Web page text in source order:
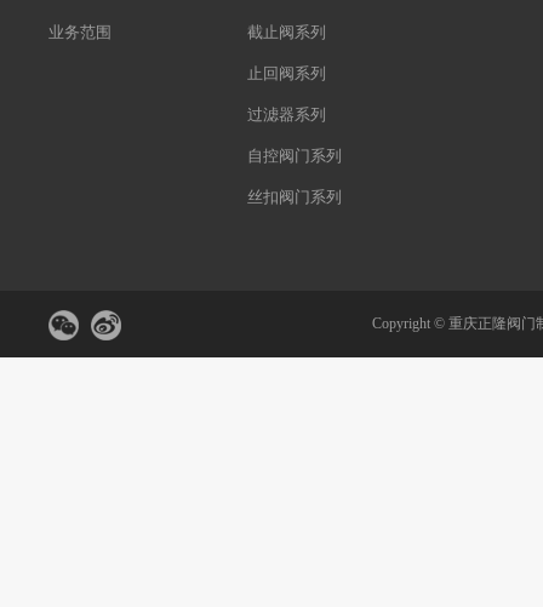
业务范围 截止阀系列
止回阀系列
过滤器系列
自控阀门系列
丝扣阀门系列
Copyright © 重庆正隆阀门